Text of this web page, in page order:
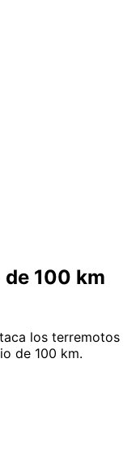
100 km
los terremotos
de 100 km.